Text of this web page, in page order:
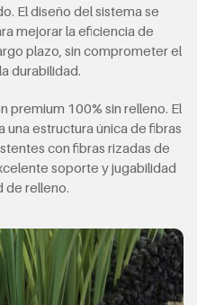
El diseño del sistema se
mejorar la eficiencia de
plazo, sin comprometer el
durabilidad.
premium 100% sin relleno. El
una estructura única de fibras
con fibras rizadas de
soporte y jugabilidad
de relleno.